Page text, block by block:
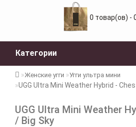
0 товар(ов) -
Категории
Женские угги Угги ультра мини
UGG Ultra Mini Weather Hybrid -
UGG Ultra Mini Weather
/ Big Sky